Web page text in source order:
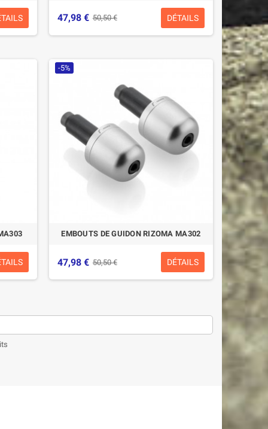
47,98 € 50,50 € DÉTAILS
-5%
EMBOUTS DE GUIDON RIZOMA MA302
47,98 € 50,50 € DÉTAILS